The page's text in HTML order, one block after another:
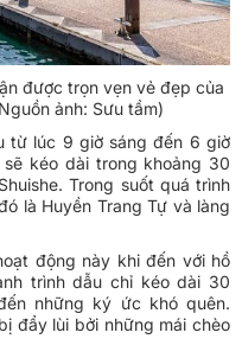
được trọn vẹn vẻ đẹp của
ảnh: Sưu tầm)
từ lúc 9 giờ sáng đến 6 giờ
kéo dài trong khoảng 30
Trong suốt quá trình
là Huyền Trang Tự và làng
động này khi đến với hồ
trình dẫu chỉ kéo dài 30
những ký ức khó quên.
đẩy lùi bởi những mái chèo